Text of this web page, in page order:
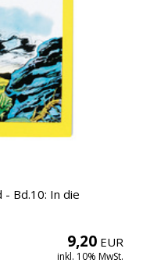
- Bd.10: In die
9,20 EUR
inkl. 10% MwSt.